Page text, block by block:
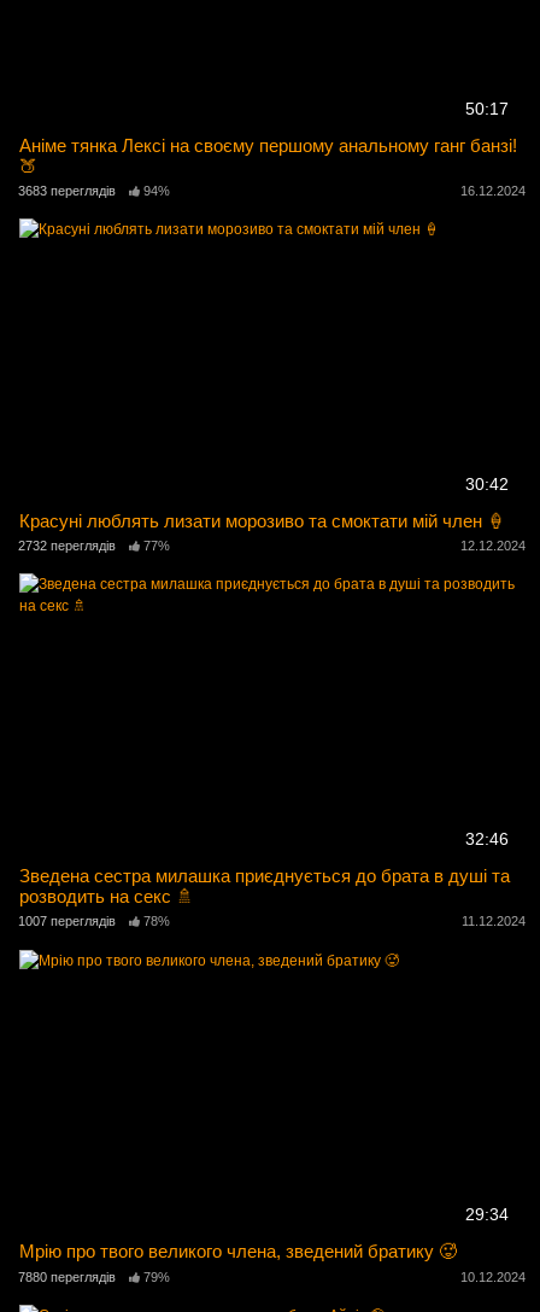
50:17
Аніме тянка Лексі на своєму першому анальному ганг банзі!
🍑
3683 переглядів 94% 16.12.2024
30:42
Красуні люблять лизати морозиво та смоктати мій член 🍦
2732 переглядів 77% 12.12.2024
32:46
Зведена сестра милашка приєднується до брата в душі та
розводить на секс 🚿
1007 переглядів 78% 11.12.2024
29:34
Мрію про твого великого члена, зведений братику 🥵
7880 переглядів 79% 10.12.2024